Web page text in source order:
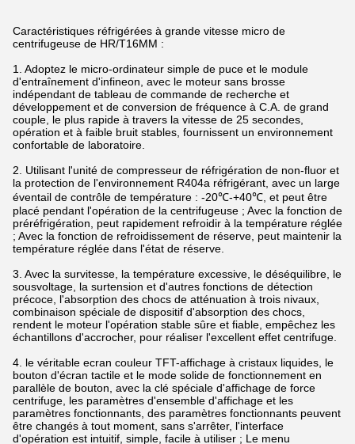
Caractéristiques réfrigérées à grande vitesse micro de
centrifugeuse de HR/T16MM :
1. Adoptez le micro-ordinateur simple de puce et le module
d'entraînement d'infineon, avec le moteur sans brosse
indépendant de tableau de commande de recherche et
développement et de conversion de fréquence à C.A. de grand
couple, le plus rapide à travers la vitesse de 25 secondes,
opération et à faible bruit stables, fournissent un environnement
confortable de laboratoire.
2. Utilisant l'unité de compresseur de réfrigération de non-fluor et
la protection de l'environnement R404a réfrigérant, avec un large
éventail de contrôle de température : -20℃-+40℃, et peut être
placé pendant l'opération de la centrifugeuse ; Avec la fonction de
préréfrigération, peut rapidement refroidir à la température réglée
; Avec la fonction de refroidissement de réserve, peut maintenir la
température réglée dans l'état de réserve.
3. Avec la survitesse, la température excessive, le déséquilibre, le
sousvoltage, la surtension et d'autres fonctions de détection
précoce, l'absorption des chocs de atténuation à trois nivaux,
combinaison spéciale de dispositif d'absorption des chocs,
rendent le moteur l'opération stable sûre et fiable, empêchez les
échantillons d'accrocher, pour réaliser l'excellent effet centrifuge.
4. le véritable ecran couleur TFT-affichage à cristaux liquides, le
bouton d'écran tactile et le mode solide de fonctionnement en
parallèle de bouton, avec la clé spéciale d'affichage de force
centrifuge, les paramètres d'ensemble d'affichage et les
paramètres fonctionnants, des paramètres fonctionnants peuvent
être changés à tout moment, sans s'arrêter, l'interface
d'opération est intuitif, simple, facile à utiliser ; Le menu